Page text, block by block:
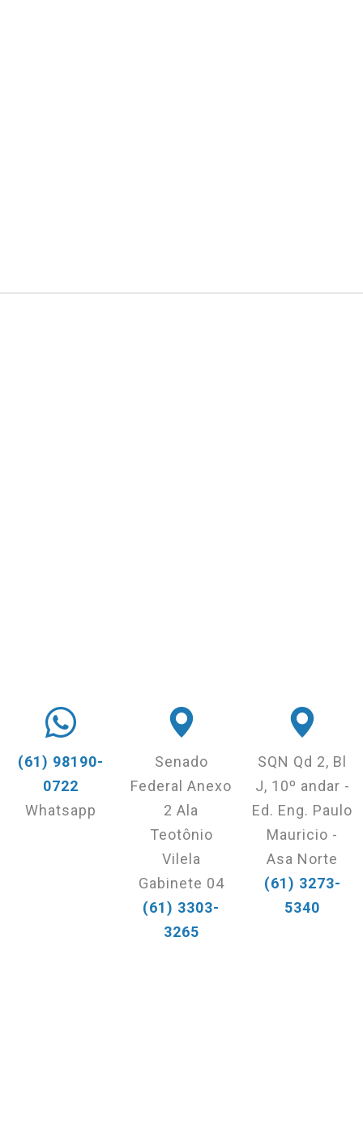
(61) 98190-
0722
Whatsapp
Senado
Federal Anexo
2 Ala
Teotônio
Vilela
Gabinete 04
(61) 3303-
3265
SQN Qd 2, Bl
J, 10º andar -
Ed. Eng. Paulo
Mauricio -
Asa Norte
(61) 3273-
5340